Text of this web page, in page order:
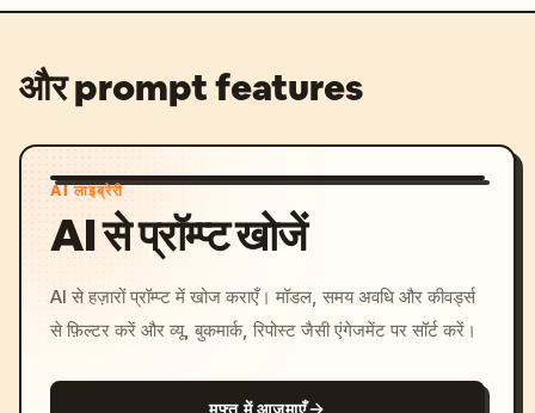
और prompt features
AI लाइब्रेरी
AI से प्रॉम्प्ट खोजें
AI से हज़ारों प्रॉम्प्ट में खोज कराएँ। मॉडल, समय अवधि और कीवर्ड्स
से फ़िल्टर करें और व्यू, बुकमार्क, रिपोस्ट जैसी एंगेजमेंट पर सॉर्ट करें।
मुफ्त में आज़माएँ